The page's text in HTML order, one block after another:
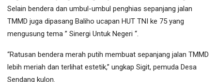
Selain bendera dan umbul-umbul penghias sepanjang jalan
TMMD juga dipasang Baliho ucapan HUT TNI ke 75 yang
mengusung tema ” Sinergi Untuk Negeri “.
“Ratusan bendera merah putih membuat sepanjang jalan TMMD
lebih meriah dan terlihat estetik,” ungkap Sigit, pemuda Desa
Sendang kulon.